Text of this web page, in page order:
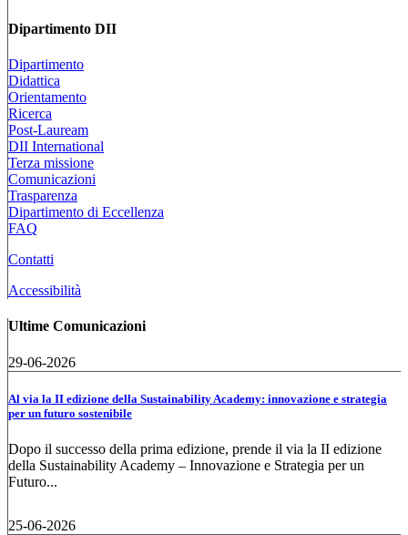
Dipartimento DII
Dipartimento
Didattica
Orientamento
Ricerca
Post-Lauream
DII International
Terza missione
Comunicazioni
Trasparenza
Dipartimento di Eccellenza
FAQ
Contatti
Accessibilità
Ultime Comunicazioni
29-06-2026
Al via la II edizione della Sustainability Academy: innovazione e strategia
per un futuro sostenibile
Dopo il successo della prima edizione, prende il via la II edizione
della Sustainability Academy – Innovazione e Strategia per un
Futuro...
25-06-2026